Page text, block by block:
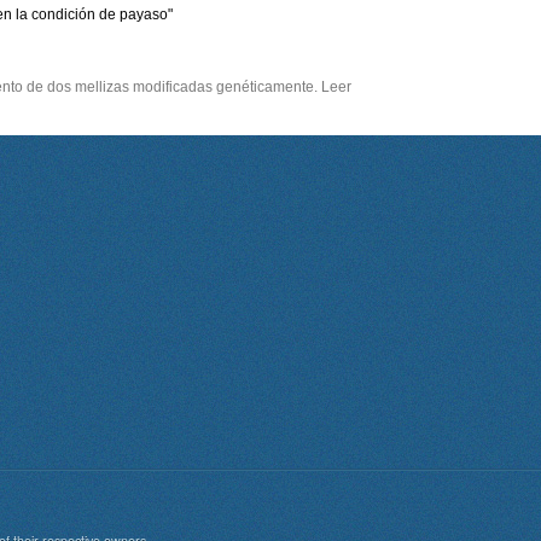
la condición de payaso"
de dos mellizas modificadas genéticamente. Leer